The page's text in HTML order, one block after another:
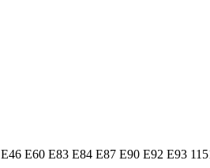
E60 E83 E84 E87 E90 E92 E93